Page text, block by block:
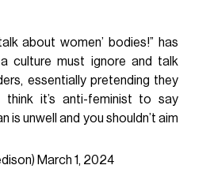
about women’ bodies!” has
culture must ignore and talk
essentially pretending they
think it’s anti-feminist to say
is unwell and you shouldn’t aim
March 1, 2024